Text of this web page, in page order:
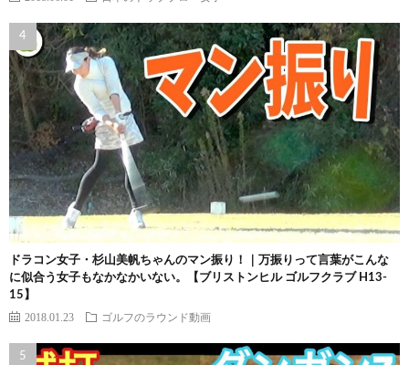
ドラコン女子・杉山美帆ちゃんのマン振り！｜万振りって言葉がこんな
に似合う女子もなかなかいない。【ブリストンヒル ゴルフクラブ H13-
15】
2018.01.23 ゴルフのラウンド動画